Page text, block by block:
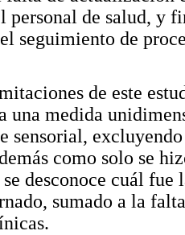
personal de salud, y
seguimiento de
de este
una medida
sensorial,
como solo se
desconoce cuál
sumado a la